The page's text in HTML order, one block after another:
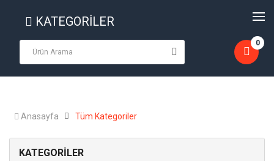
KATEGORİLER
0
Anasayfa Tüm Kategoriler
KATEGORİLER